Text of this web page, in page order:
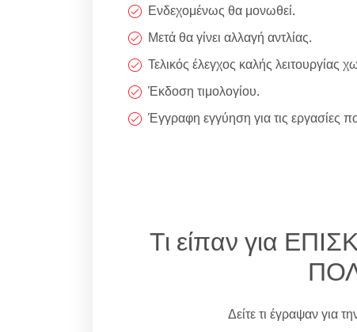
Ενδεχομένως θα μονωθεί.
Μετά θα γίνει αλλαγή αντλίας.
Τελικός έλεγχος καλής λειτουργίας
Έκδοση τιμολογίου.
Έγγραφη εγγύηση για τις εργασίες
Τι είπαν για
Δείτε τι έγραψαν για